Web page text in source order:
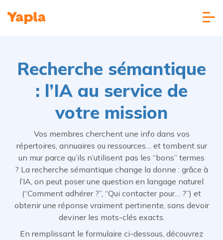
Recherche sémantique
: l’IA au service de
votre mission
Vos membres cherchent une info dans vos
répertoires, annuaires ou ressources… et tombent sur
un mur parce qu’ils n’utilisent pas les “bons” termes
? La recherche sémantique change la donne : grâce à
l’IA, on peut poser une question en langage naturel
(“Comment adhérer ?”, “Qui contacter pour… ?”) et
obtenir une réponse vraiment pertinente, sans devoir
deviner les mots-clés exacts.
En remplissant le formulaire ci-dessous, découvrez